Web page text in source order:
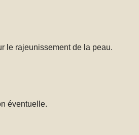
le rajeunissement de la peau.
éventuelle.